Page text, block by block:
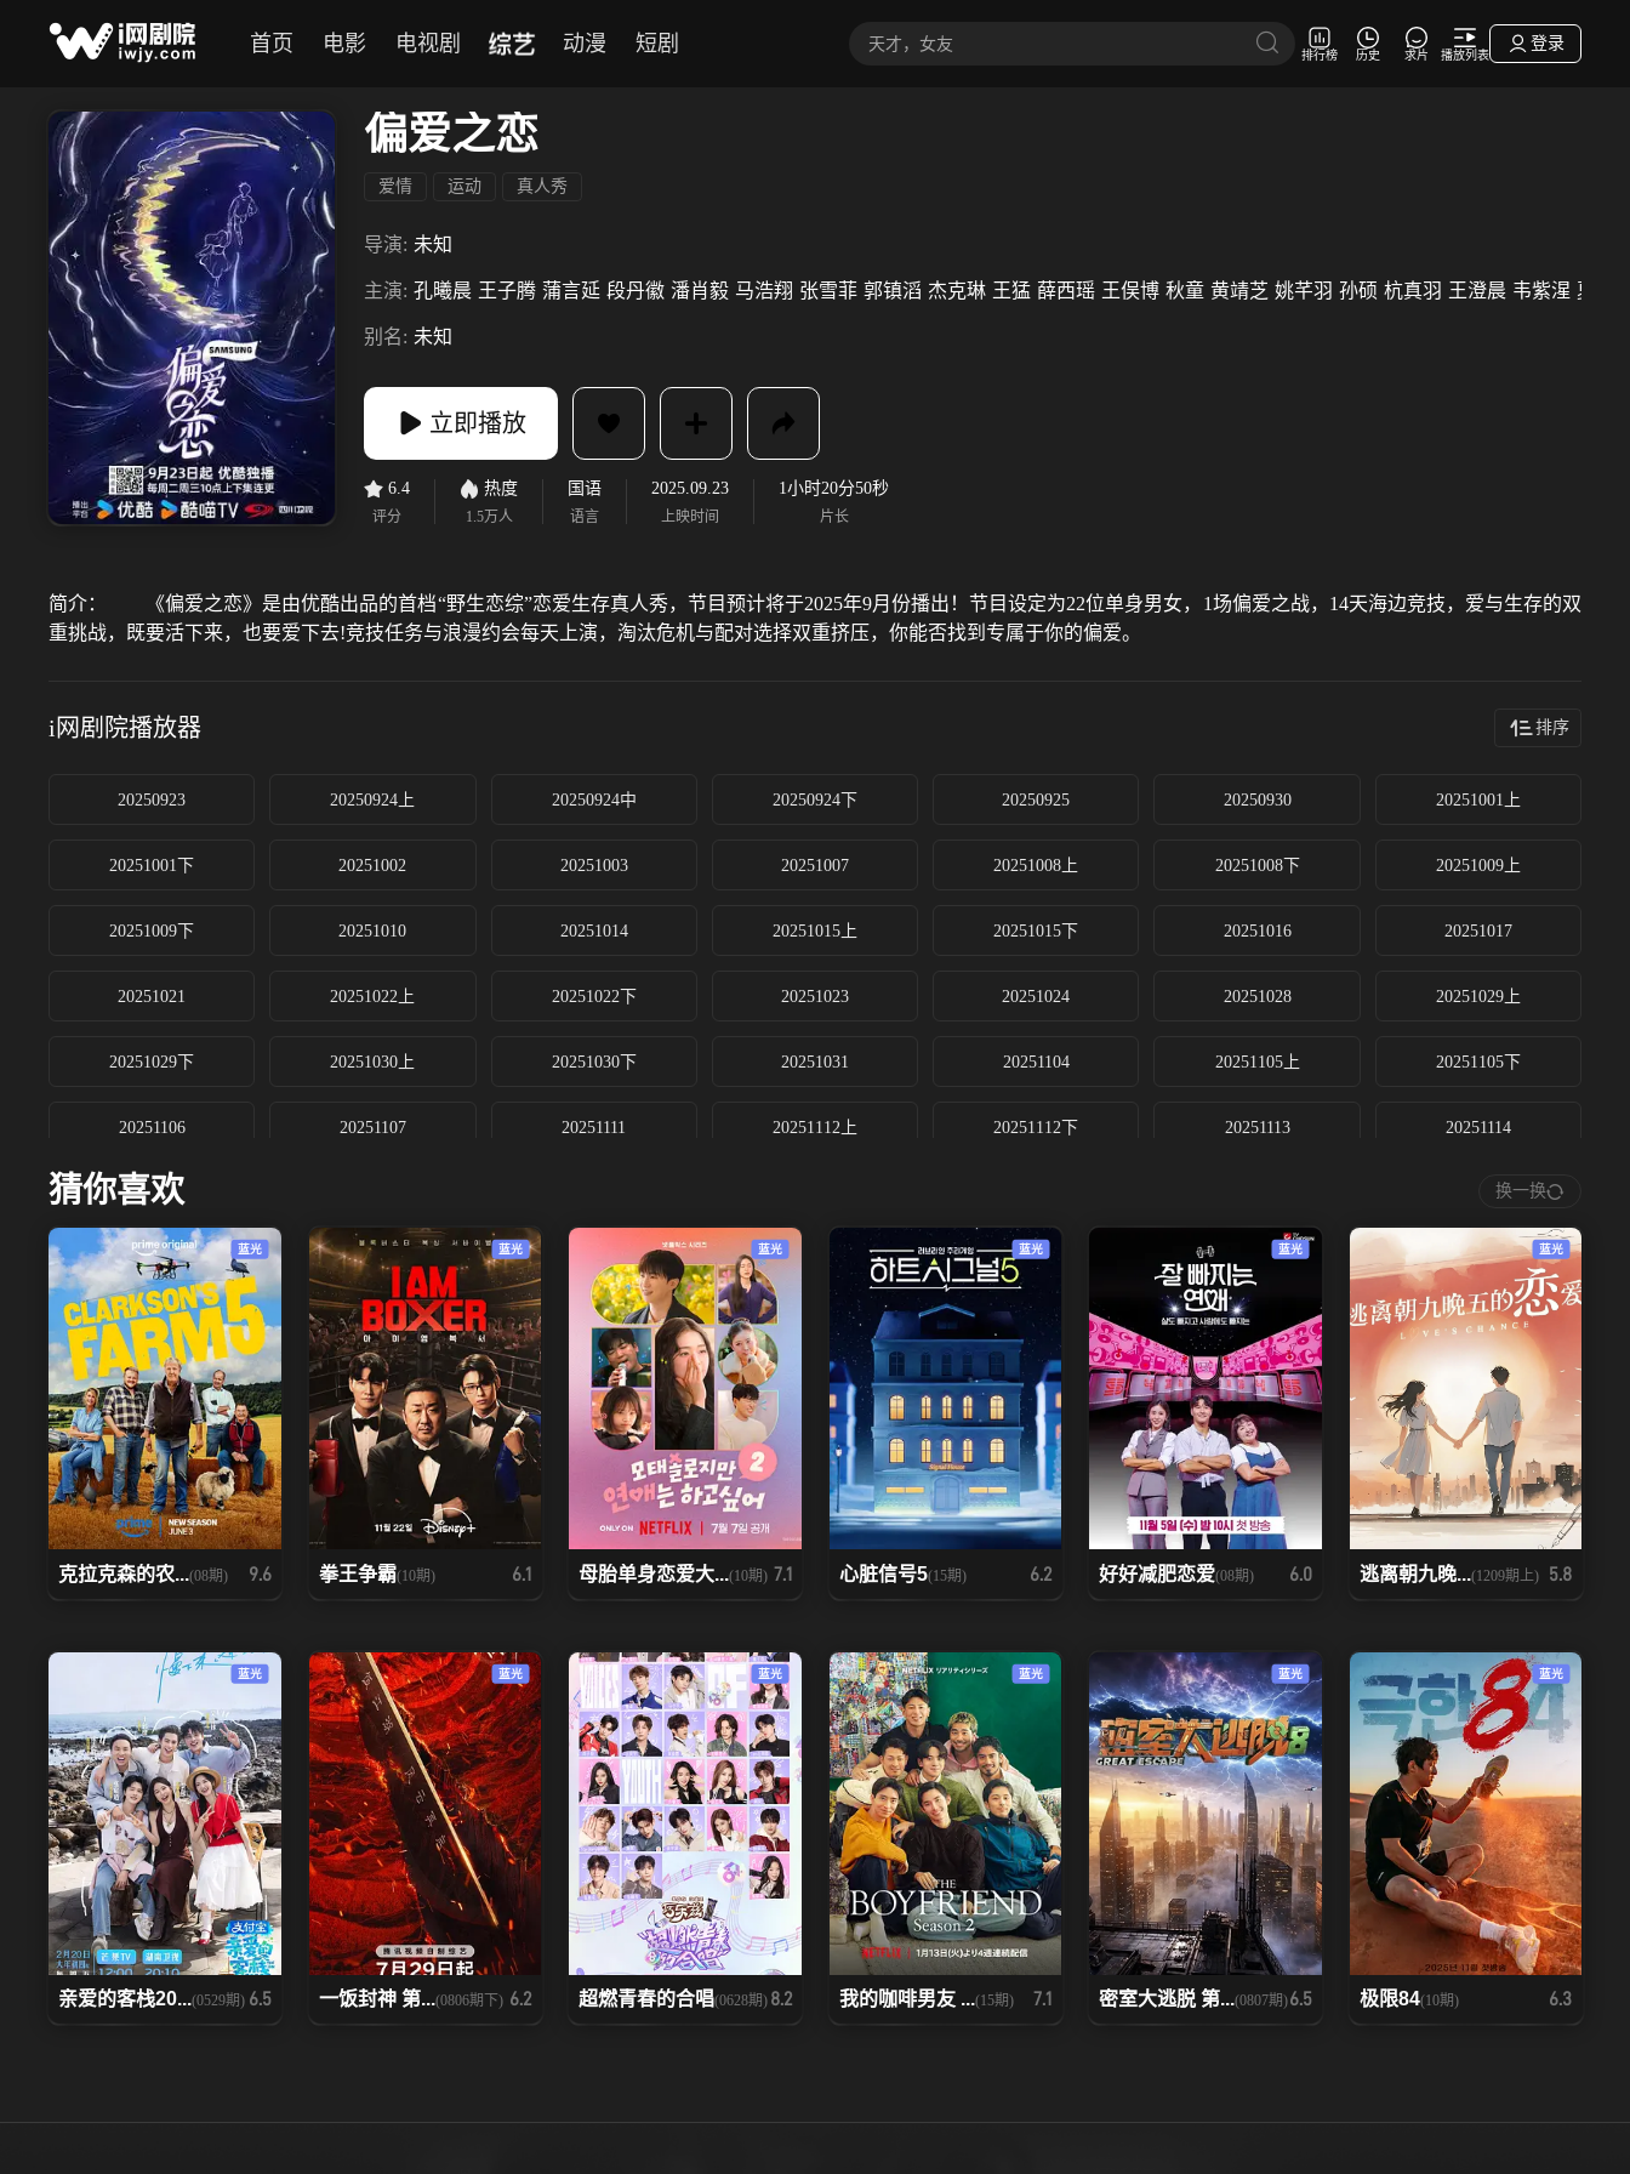
首页 电影 电视剧 综艺 动漫 短剧 排行榜 历史 求片 播放列表
登录
偏爱之恋
爱情 运动 真人秀
导演: 未知
主演: 孔曦晨 王子腾 蒲言延 段丹徽 潘肖毅 马浩翔 张雪菲 郭镇滔 杰克琳 王猛 薛西瑶 王俣博 秋童 黄靖芝 姚芊羽 孙硕 杭真羽 王澄晨 韦紫湦 夏博
别名: 未知
立即播放
6.4
评分
热度
1.5万人
国语
语言
2025.09.23
上映时间
1小时20分50秒
片长
简介：
《偏爱之恋》是由优酷出品的首档“野生恋综”恋爱生存真人秀，节目预计将于2025年9月份播出！节目设定为22位单身男女，1场偏爱之战，14天海边竞技，爱与生存的双
重挑战，既要活下来，也要爱下去!竞技任务与浪漫约会每天上演，淘汰危机与配对选择双重挤压，你能否找到专属于你的偏爱。
i网剧院播放器 排序
20250923 20250924上 20250924中 20250924下 20250925 20250930 20251001上
20251001下 20251002 20251003 20251007 20251008上 20251008下 20251009上
20251009下 20251010 20251014 20251015上 20251015下 20251016 20251017
20251021 20251022上 20251022下 20251023 20251024 20251028 20251029上
20251029下 20251030上 20251030下 20251031 20251104 20251105上 20251105下
20251106 20251107 20251111 20251112上 20251112下 20251113 20251114
20251118 20251126上
20251126下 20251128 20251202 20251203上 20251203下 20251204上 20251204中
20251204下 20251204加1 20251205 20251211 20251212
猜你喜欢 换一换
蓝光
克拉克森的农...(08期) 9.6
蓝光
拳王争霸(10期) 6.1
蓝光
母胎单身恋爱大...(10期) 7.1
蓝光
心脏信号5(15期) 6.2
蓝光
好好减肥恋爱(08期) 6.0
蓝光
逃离朝九晚...(1209期上) 5.8
蓝光
亲爱的客栈20...(0529期) 6.5
蓝光
一饭封神 第...(0806期下) 6.2
蓝光
超燃青春的合唱(0628期) 8.2
蓝光
我的咖啡男友 ...(15期) 7.1
蓝光
密室大逃脱 第...(0807期)6.5
蓝光
极限84(10期) 6.3